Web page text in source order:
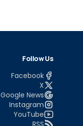
Follow Us
Facebook
X
Google News
Instagram
YouTube